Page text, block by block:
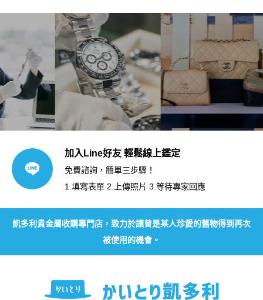
加入Line好友 輕鬆線上鑑定
免費諮詢，簡單三步驟！
1.填寫表單 2.上傳照片 3.等待專家回應
凱多利貴金屬收購專門店，致力於讓曾是某人珍愛的舊物得到再次
被使用的機會。